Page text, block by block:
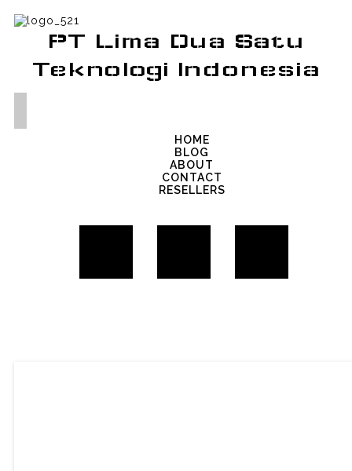
PT Lima Dua Satu
Teknologi Indonesia
HOME
BLOG
ABOUT
CONTACT
RESELLERS